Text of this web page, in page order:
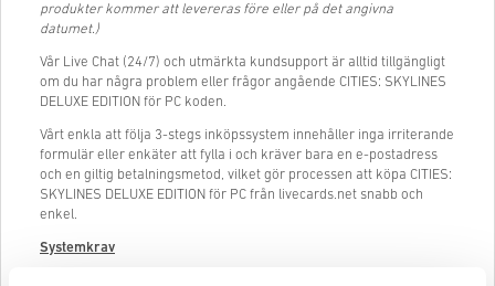
produkter kommer att levereras före eller på det angivna
datumet.)
Vår Live Chat (24/7) och utmärkta kundsupport är alltid tillgängligt
om du har några problem eller frågor angående CITIES: SKYLINES
DELUXE EDITION för PC koden.
Vårt enkla att följa 3-stegs inköpssystem innehåller inga irriterande
formulär eller enkäter att fylla i och kräver bara en e-postadress
och en giltig betalningsmetod, vilket gör processen att köpa CITIES:
SKYLINES DELUXE EDITION för PC från livecards.net snabb och
enkel.
Systemkrav